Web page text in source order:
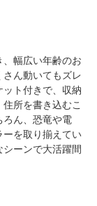
幅広い年齢のお
ん動いてもズレ
ト付きで、収納
所を書き込むこ
ろん、恐竜や電
ーを取り揃えてい
ーンで大活躍間